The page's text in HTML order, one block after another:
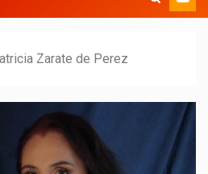
Zarate de Perez